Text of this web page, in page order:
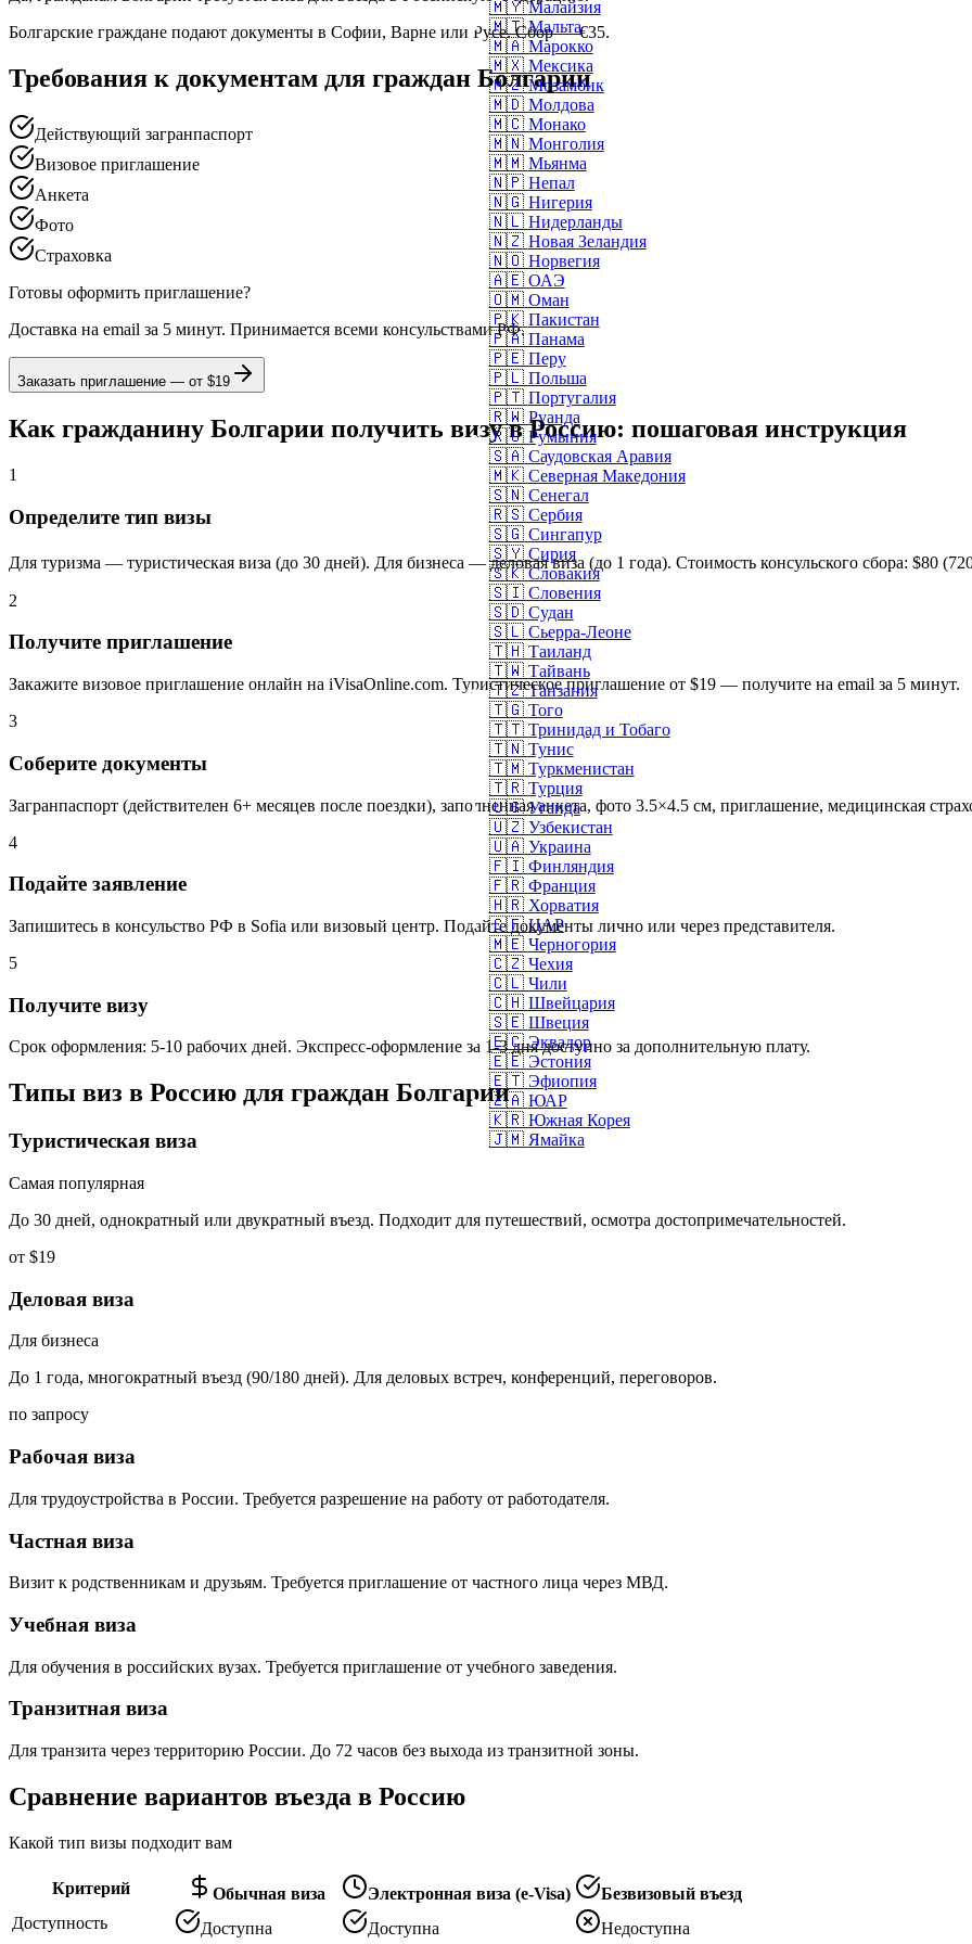
🇲🇾 Малайзия
🇲🇹 Мальта
🇲🇦 Марокко
🇲🇽 Мексика
🇲🇿 Мозамбик
🇲🇩 Молдова
🇲🇨 Монако
🇲🇳 Монголия
🇲🇲 Мьянма
🇳🇵 Непал
🇳🇬 Нигерия
🇳🇱 Нидерланды
🇳🇿 Новая Зеландия
🇳🇴 Норвегия
🇦🇪 ОАЭ
🇴🇲 Оман
🇵🇰 Пакистан
🇵🇦 Панама
🇵🇪 Перу
🇵🇱 Польша
🇵🇹 Португалия
🇷🇼 Руанда
🇷🇴 Румыния
🇸🇦 Саудовская Аравия
🇲🇰 Северная Македония
🇸🇳 Сенегал
🇷🇸 Сербия
🇸🇬 Сингапур
🇸🇾 Сирия
🇸🇰 Словакия
🇸🇮 Словения
🇸🇩 Судан
🇸🇱 Сьерра-Леоне
🇹🇭 Таиланд
🇹🇼 Тайвань
🇹🇿 Танзания
🇹🇬 Того
🇹🇹 Тринидад и Тобаго
🇹🇳 Тунис
🇹🇲 Туркменистан
🇹🇷 Турция
🇺🇬 Уганда
🇺🇿 Узбекистан
🇺🇦 Украина
🇫🇮 Финляндия
🇫🇷 Франция
🇭🇷 Хорватия
🇨🇫 ЦАР
🇲🇪 Черногория
🇨🇿 Чехия
🇨🇱 Чили
🇨🇭 Швейцария
🇸🇪 Швеция
🇪🇨 Эквадор
🇪🇪 Эстония
🇪🇹 Эфиопия
🇿🇦 ЮАР
🇰🇷 Южная Корея
🇯🇲 Ямайка
Болгарские граждане подают документы в Софии, Варне или Русе. Сбор — €35.
Требования к документам для граждан Болгарии
Действующий загранпаспорт
Визовое приглашение
Анкета
Фото
Страховка
Готовы оформить приглашение?
Доставка на email за 5 минут. Принимается всеми консульствами РФ.
Заказать приглашение — от $19
Как гражданину Болгарии получить визу в Россию: пошаговая инструкция
1
Определите тип визы
Для туризма — туристическая виза (до 30 дней). Для бизнеса — деловая виза (до 1 года). Стоимость консульского сбора: $80
2
Получите приглашение
Закажите визовое приглашение онлайн на iVisaOnline.com. Туристическое приглашение от $19 — получите на email за 5 минут.
3
Соберите документы
Загранпаспорт (действителен 6+ месяцев после поездки), заполненная анкета, фото 3.5×4.5 см, приглашение, медицинская
4
Подайте заявление
Запишитесь в консульство РФ в Sofia или визовый центр. Подайте документы лично или через представителя.
5
Получите визу
Срок оформления: 5-10 рабочих дней. Экспресс-оформление за 1-3 дня доступно за дополнительную плату.
Типы виз в Россию для граждан Болгарии
Туристическая виза
Самая популярная
До 30 дней, однократный или двукратный въезд. Подходит для путешествий, осмотра достопримечательностей.
от $19
Деловая виза
Для бизнеса
До 1 года, многократный въезд (90/180 дней). Для деловых встреч, конференций, переговоров.
по запросу
Рабочая виза
Для трудоустройства в России. Требуется разрешение на работу от работодателя.
Частная виза
Визит к родственникам и друзьям. Требуется приглашение от частного лица через МВД.
Учебная виза
Для обучения в российских вузах. Требуется приглашение от учебного заведения.
Транзитная виза
Для транзита через территорию России. До 72 часов без выхода из транзитной зоны.
Сравнение вариантов въезда в Россию
Какой тип визы подходит вам
Критерий Обычная виза Электронная виза (e-Visa)
Безвизовый въезд
Доступность
Доступна Доступна Недоступна